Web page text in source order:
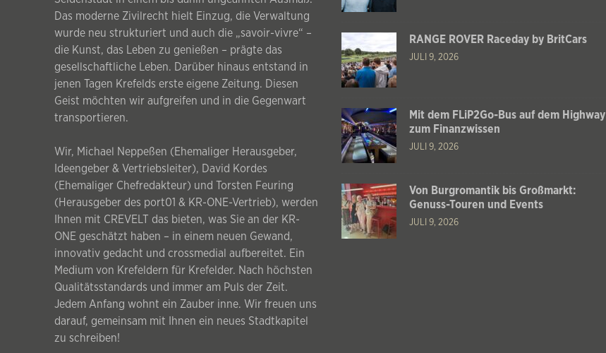
Das moderne Zivilrecht hielt Einzug, die Verwaltung
wurde neu strukturiert und auch die „savoir-vivre“ –
die Kunst, das Leben zu genießen – prägte das
gesellschaftliche Leben. Darüber hinaus entstand in
jenen Tagen Krefelds erste eigene Zeitung. Diesen
Geist möchten wir aufgreifen und in die Gegenwart
transportieren.
Wir, Michael Neppeßen (Ehemaliger Herausgeber,
Ideengeber & Vertriebsleiter), David Kordes
(Ehemaliger Chefredakteur) und Torsten Feuring
(Herausgeber des port01 & KR-ONE-Vertrieb), werden
Ihnen mit CREVELT das bieten, was Sie an der KR-
ONE geschätzt haben – in einem neuen Gewand,
innovativ gedacht und crossmedial aufbereitet. Ein
Medium von Krefeldern für Krefelder. Nach höchsten
Qualitätsstandards und immer am Puls der Zeit.
Jedem Anfang wohnt ein Zauber inne. Wir freuen uns
darauf, gemeinsam mit Ihnen ein neues Stadtkapitel
zu schreiben!
RANGE ROVER Raceday by BritCars
JULI 9, 2026
Mit dem FLiP2Go-Bus auf dem Highway
zum Finanzwissen
JULI 9, 2026
Von Burgromantik bis Großmarkt:
Genuss-Touren und Events
JULI 9, 2026